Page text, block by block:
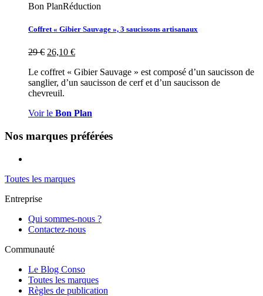
Bon PlanRéduction
Coffret « Gibier Sauvage », 3 saucissons artisanaux
29€ 26,10 €
Le coffret « Gibier Sauvage » est composé d’un saucisson de
sanglier, d’un saucisson de cerf et d’un saucisson de
chevreuil.
Voir le Bon Plan
Nos marques préférées
Toutes les marques
Entreprise
Qui sommes-nous ?
Contactez-nous
Communauté
Le Blog Conso
Toutes les marques
Règles de publication